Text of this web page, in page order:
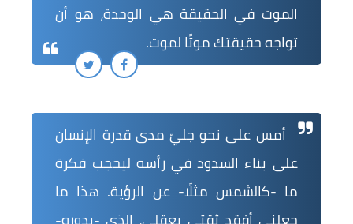
الموت في الحقيقة هي الوحدة، هو أن
تواجه حقيقتك موتًا لموت.
أمس على نحو جليّ مدى قدرة الإنسان
على بناء السدود في رأسه ليحجب فكرة
ما -كالشمس مثلًا- عن الرؤية. هذا ما